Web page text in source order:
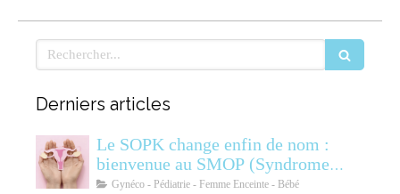
Rechercher
Derniers articles
Le SOPK change enfin de nom :
bienvenue au SMOP (Syndrome
Métabolique Ovarien
Gynéco - Pédiatrie - Femme Enceinte - Bébé